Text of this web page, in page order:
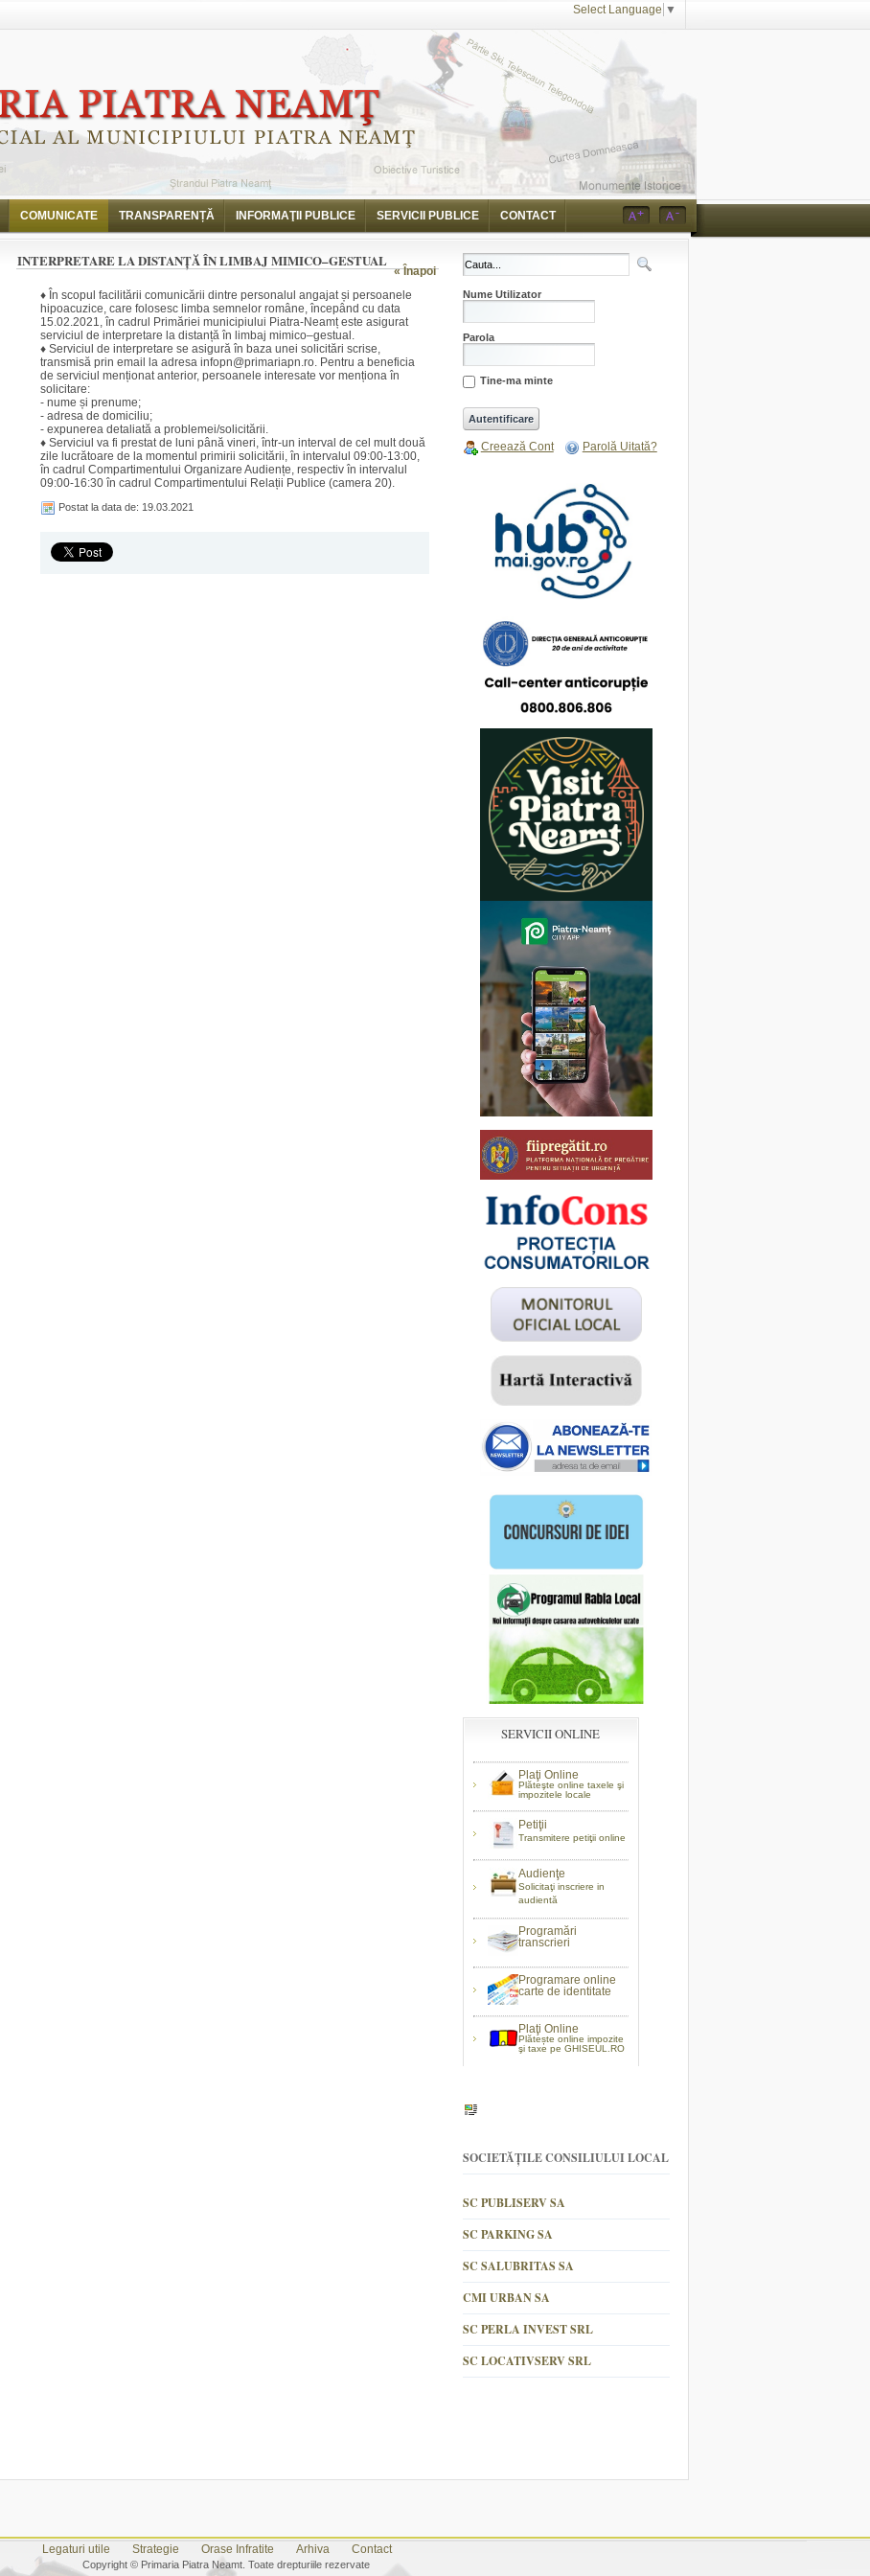
Select Language ▼
COMUNICATE TRANSPARENȚĂ INFORMAŢII PUBLICE SERVICII PUBLICE CONTACT
« Înapoi
INTERPRETARE LA DISTANȚĂ ÎN LIMBAJ MIMICO–GESTUAL
♦ În scopul facilitării comunicării dintre personalul angajat și persoanele
hipoacuzice, care folosesc limba semnelor române, începând cu data
15.02.2021, în cadrul Primăriei municipiului Piatra-Neamț este asigurat
serviciul de interpretare la distanță în limbaj mimico–gestual.
♦ Serviciul de interpretare se asigură în baza unei solicitări scrise,
transmisă prin email la adresa infopn@primariapn.ro. Pentru a beneficia
de serviciul menționat anterior, persoanele interesate vor menționa în
solicitare:
- nume și prenume;
- adresa de domiciliu;
- expunerea detaliată a problemei/solicitării.
♦ Serviciul va fi prestat de luni până vineri, într-un interval de cel mult două
zile lucrătoare de la momentul primirii solicitării, în intervalul 09:00-13:00,
în cadrul Compartimentului Organizare Audiențe, respectiv în intervalul
09:00-16:30 în cadrul Compartimentului Relații Publice (camera 20).
Postat la data de: 19.03.2021
Nume Utilizator
Parola
Tine-ma minte
Creează Cont Parolă Uitată?
SERVICII ONLINE
Plaţi Online
Plăteşte online taxele şi
impozitele locale
Petiţii
Transmitere petiţii online
Audienţe
Solicitaţi inscriere in
audientă
Programări
transcrieri
Programare online
carte de identitate
Plaţi Online
Plătește online impozite
şi taxe pe GHISEUL.RO
SOCIETĂȚILE CONSILIULUI LOCAL
SC PUBLISERV SA
SC PARKING SA
SC SALUBRITAS SA
CMI URBAN SA
SC PERLA INVEST SRL
SC LOCATIVSERV SRL
Legaturi utile Strategie Orase Infratite Arhiva Contact
Copyright © Primaria Piatra Neamt. Toate drepturiile rezervate